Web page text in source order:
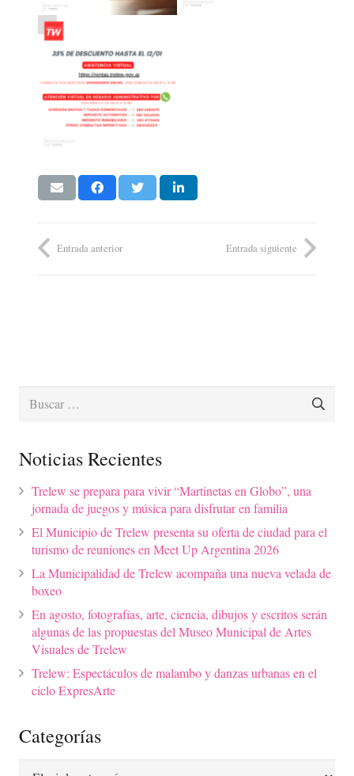
Entrada anterior Entrada siguiente
Buscar:
Noticias Recientes
Trelew se prepara para vivir “Martinetas en Globo”, una
jornada de juegos y música para disfrutar en familia
El Municipio de Trelew presenta su oferta de ciudad para el
turismo de reuniones en Meet Up Argentina 2026
La Municipalidad de Trelew acompaña una nueva velada de
boxeo
En agosto, fotografías, arte, ciencia, dibujos y escritos serán
algunas de las propuestas del Museo Municipal de Artes
Visuales de Trelew
Trelew: Espectáculos de malambo y danzas urbanas en el
ciclo ExpresArte
Categorías